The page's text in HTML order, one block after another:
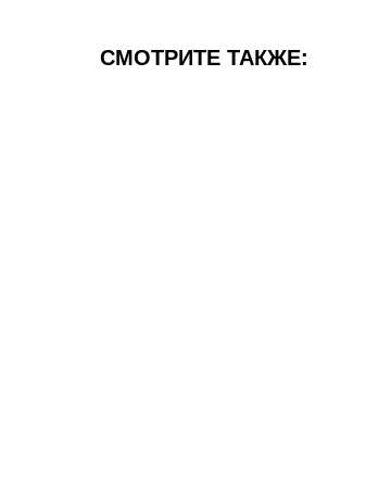
СМОТРИТЕ ТАКЖЕ: